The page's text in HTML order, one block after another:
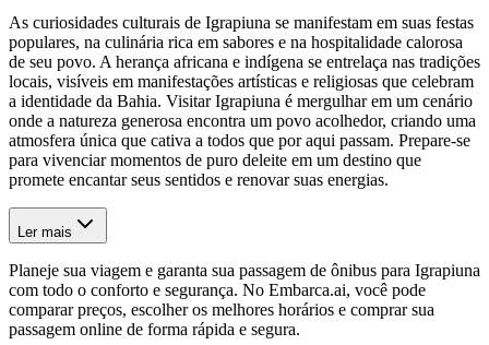
As curiosidades culturais de Igrapiuna se manifestam em suas festas
populares, na culinária rica em sabores e na hospitalidade calorosa
de seu povo. A herança africana e indígena se entrelaça nas tradições
locais, visíveis em manifestações artísticas e religiosas que celebram
a identidade da Bahia. Visitar Igrapiuna é mergulhar em um cenário
onde a natureza generosa encontra um povo acolhedor, criando uma
atmosfera única que cativa a todos que por aqui passam. Prepare-se
para vivenciar momentos de puro deleite em um destino que
promete encantar seus sentidos e renovar suas energias.
Ler mais
Planeje sua viagem e garanta sua passagem de ônibus para Igrapiuna
com todo o conforto e segurança. No Embarca.ai, você pode
comparar preços, escolher os melhores horários e comprar sua
passagem online de forma rápida e segura.